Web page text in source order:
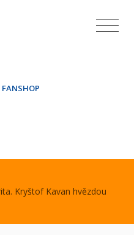
FANSHOP
Kryštof Kavan hvězdou